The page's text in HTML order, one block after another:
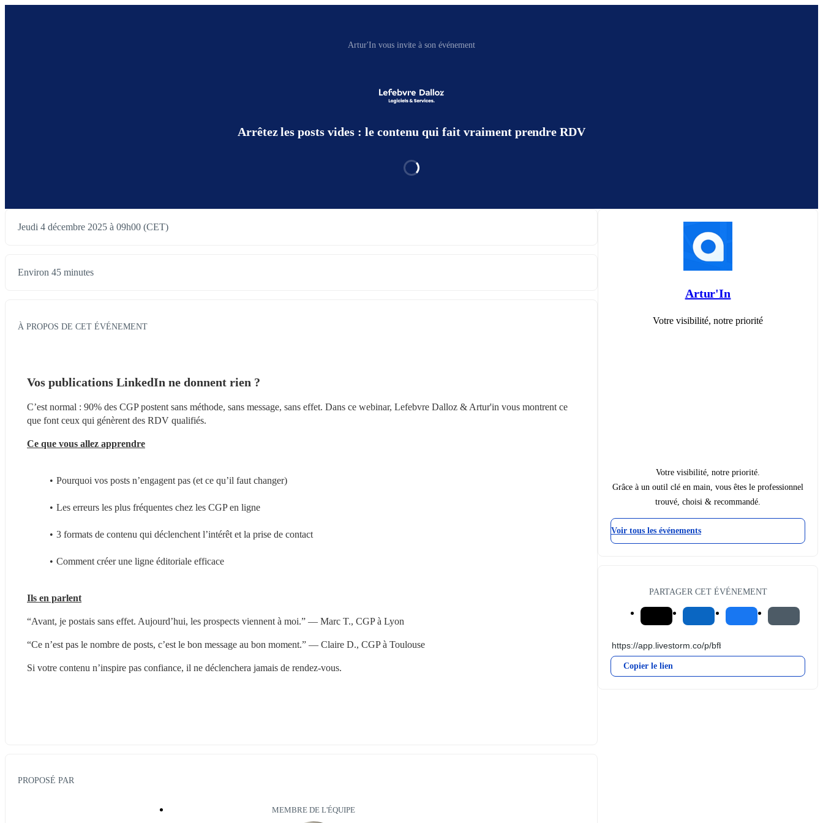
Artur'In vous invite à son événement
Arrêtez les posts vides : le contenu qui fait vraiment prendre RDV
Jeudi 4 décembre 2025 à 09h00 (CET)
Environ 45 minutes
À PROPOS DE CET ÉVÉNEMENT
Vos publications LinkedIn ne donnent rien ?
C’est normal : 90% des CGP postent sans méthode, sans message, sans effet. Dans ce webinar, Lefebvre Dalloz & Artur'in vous montrent ce
que font ceux qui génèrent des RDV qualifiés.
Ce que vous allez apprendre
Pourquoi vos posts n’engagent pas (et ce qu’il faut changer)
Les erreurs les plus fréquentes chez les CGP en ligne
3 formats de contenu qui déclenchent l’intérêt et la prise de contact
Comment créer une ligne éditoriale efficace
Ils en parlent
“Avant, je postais sans effet. Aujourd’hui, les prospects viennent à moi.” — Marc T., CGP à Lyon
“Ce n’est pas le nombre de posts, c’est le bon message au bon moment.” — Claire D., CGP à Toulouse
Si votre contenu n’inspire pas confiance, il ne déclenchera jamais de rendez-vous.
PROPOSÉ PAR
MEMBRE DE L'ÉQUIPE
Artur'In
Votre visibilité, notre priorité
Votre visibilité, notre priorité.
Grâce à un outil clé en main, vous êtes le professionnel
trouvé, choisi & recommandé.
Voir tous les événements
PARTAGER CET ÉVÉNEMENT
Copier le lien